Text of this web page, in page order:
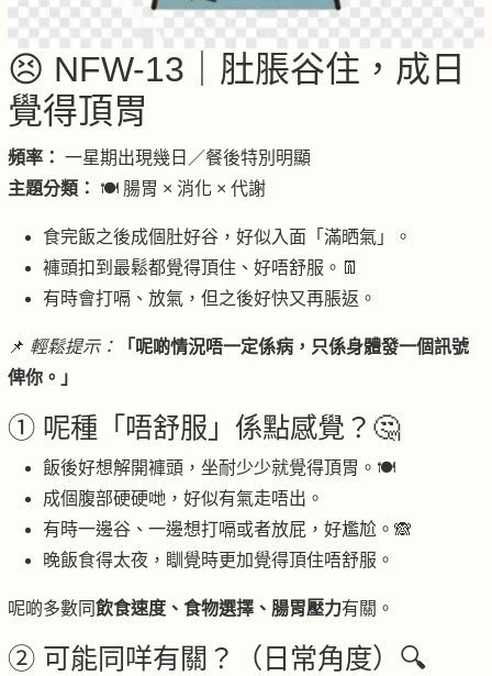
😣 NFW-13｜肚脹谷住，成日
覺得頂胃
頻率： 一星期出現幾日／餐後特別明顯
主題分類：
🍽 腸胃 × 消化 × 代謝
食完飯之後成個肚好谷，好似入面「滿晒氣」。
褲頭扣到最鬆都覺得頂住、好唔舒服。👖
有時會打嗝、放氣，但之後好快又再脹返。
📌 輕鬆提示：
「呢啲情況唔一定係病，只係身體發一個訊號
俾你。」
① 呢種「唔舒服」係點感覺？🤔
飯後好想解開褲頭，坐耐少少就覺得頂胃。🍽
成個腹部硬硬哋，好似有氣走唔出。
有時一邊谷、一邊想打嗝或者放屁，好尷尬。🙈
晚飯食得太夜，瞓覺時更加覺得頂住唔舒服。
呢啲多數同 飲食速度、食物選擇、腸胃壓力有關。
② 可能同咩有關？（日常角度）🔍